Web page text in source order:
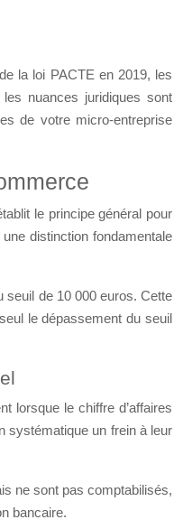
la loi PACTE en 2019, les
nuances juridiques sont
de votre micro-entreprise
établit le principe général
créée une distinction
du seuil de 10 000 euros.
seul le dépassement du
lorsque le chiffre d’affaires
systématique un frein à
de frais ne sont pas
votre situation bancaire.